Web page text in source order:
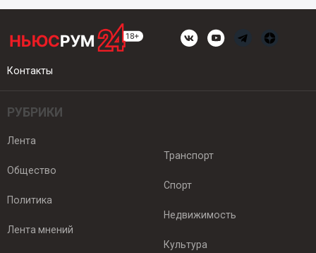
Контакты
РУБРИКИ
Лента
Общество
Политика
Лента мнений
Транспорт
Спорт
Недвижимость
Культура